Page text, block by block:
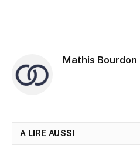
Mathis Bourdon
A LIRE AUSSI